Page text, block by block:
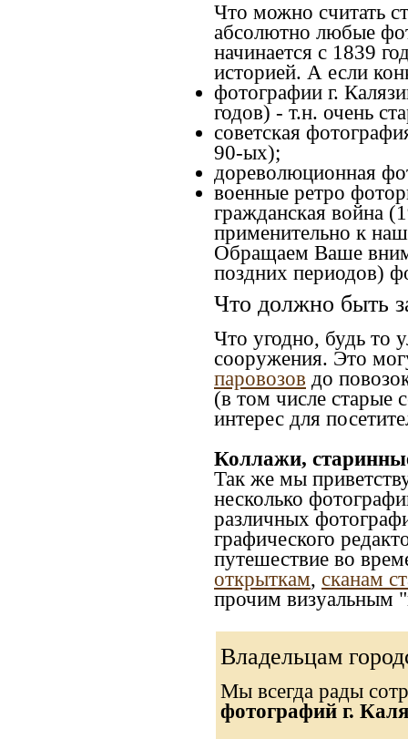
Что можно считать
абсолютно любые
начинается с 1839
историей. А если
фотографии г.
годов) - т.н. очень
советская
90-ых);
дореволюционная
военные ретро
гражданская война
применительно к
Обращаем Ваше
поздних периодов)
Что должно быть
Что угодно, будь то
сооружения. Это
паровозов до
(в том числе старые
интерес для
Коллажи,
Так же мы
несколько
различных
графического
путешествие во
открыткам, сканам
прочим визуальным
Владельцам
Мы всегда рады
фотографий г.